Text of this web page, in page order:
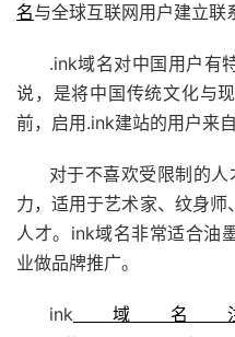
名与全球互联网用户建立联
.ink域名对中国用户有
说，是将中国传统文化与
前，启用.ink建站的用户来
对于不喜欢受限制的人
力，适用于艺术家、纹身
人才。ink域名非常适合油
业做品牌推广。
ink 域名